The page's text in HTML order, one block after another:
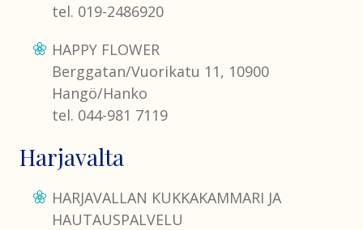
tel. 019-2486920
HAPPY FLOWER
Berggatan/Vuorikatu 11, 10900
Hangö/Hanko
tel. 044-981 7119
Harjavalta
HARJAVALLAN KUKKAKAMMARI JA
HAUTAUSPALVELU